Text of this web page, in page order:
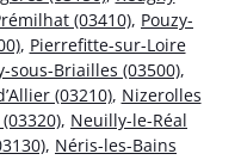
(03410), Pouzy-
, Pierrefitte-sur-Loire
sous-Briailles (03500),
(03210), Nizerolles
, Neuilly-le-Réal
, Néris-les-Bains